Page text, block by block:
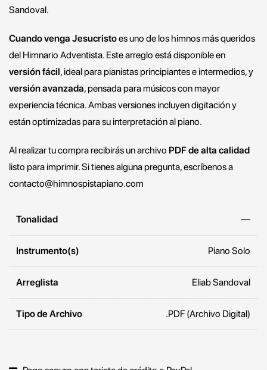
Sandoval.
Cuando venga Jesucristoes uno de los himnos más queridos
del Himnario Adventista. Este arreglo está disponible en
versión fácil, ideal para pianistas principiantes e intermedios, y
versión avanzada, pensada para músicos con mayor
experiencia técnica. Ambas versiones incluyen digitación y
están optimizadas para su interpretación al piano.
Al realizar tu compra recibirás un archivo PDF de alta calidad
listo para imprimir. Si tienes alguna pregunta, escríbenos a
contacto@himnospistapiano.com
Tonalidad —
Instrumento(s) Piano Solo
Arreglista Eliab Sandoval
Tipo de Archivo .PDF (Archivo Digital)